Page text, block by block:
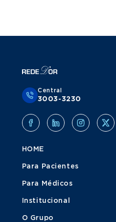
Central
3003-3230
HOME
Para Pacientes
Para Médicos
Institucional
O Grupo